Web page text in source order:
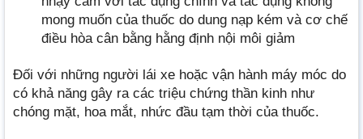
mong muốn của thuốc do dung nạp kém và cơ chế
điều hòa cân bằng hằng định nội môi giảm
Đối với những người lái xe hoặc vận hành máy móc do
có khả năng gây ra các triệu chứng thần kinh như
chóng mặt, hoa mắt, nhức đầu tạm thời của thuốc.